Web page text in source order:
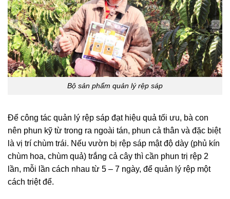
Bộ sản phẩm quản lý rệp sáp
Để công tác quản lý rệp sáp đạt hiệu quả tối ưu, bà con
nên phun kỹ từ trong ra ngoài tán, phun cả thân và đặc biệt
là vị trí chùm trái. Nếu vườn bị rệp sáp mật độ dày (phủ kín
chùm hoa, chùm quả) trắng cả cây thì cần phun trị rệp 2
lần, mỗi lần cách nhau từ 5 – 7 ngày, để quản lý rệp một
cách triệt để.